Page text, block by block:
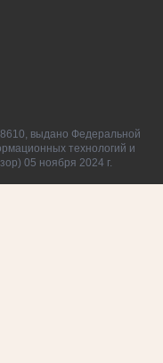
выдано Федеральной
технологий и
05 ноября 2024 г.